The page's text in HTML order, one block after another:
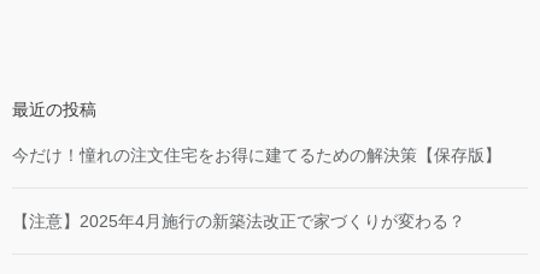
最近の投稿
今だけ！憧れの注文住宅をお得に建てるための解決策【保存版】
【注意】2025年4月施行の新築法改正で家づくりが変わる？